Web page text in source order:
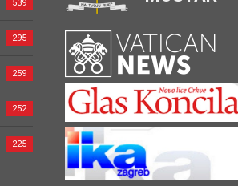
539
295
259
252
225